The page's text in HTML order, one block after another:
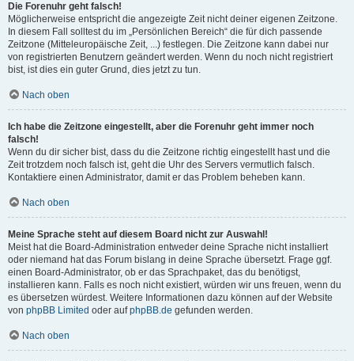
Die Forenuhr geht falsch!
Möglicherweise entspricht die angezeigte Zeit nicht deiner eigenen Zeitzone.
In diesem Fall solltest du im „Persönlichen Bereich“ die für dich passende
Zeitzone (Mitteleuropäische Zeit, ...) festlegen. Die Zeitzone kann dabei nur
von registrierten Benutzern geändert werden. Wenn du noch nicht registriert
bist, ist dies ein guter Grund, dies jetzt zu tun.
Nach oben
Ich habe die Zeitzone eingestellt, aber die Forenuhr geht immer noch
falsch!
Wenn du dir sicher bist, dass du die Zeitzone richtig eingestellt hast und die
Zeit trotzdem noch falsch ist, geht die Uhr des Servers vermutlich falsch.
Kontaktiere einen Administrator, damit er das Problem beheben kann.
Nach oben
Meine Sprache steht auf diesem Board nicht zur Auswahl!
Meist hat die Board-Administration entweder deine Sprache nicht installiert
oder niemand hat das Forum bislang in deine Sprache übersetzt. Frage ggf.
einen Board-Administrator, ob er das Sprachpaket, das du benötigst,
installieren kann. Falls es noch nicht existiert, würden wir uns freuen, wenn du
es übersetzen würdest. Weitere Informationen dazu können auf der Website
von phpBB Limited oder aufphpBB.de gefunden werden.
Nach oben